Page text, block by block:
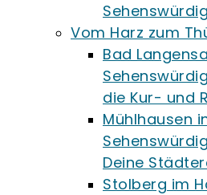
Vom Harz zum
Bad
die Kur- und
Mühlhausen
Deine
Stolberg im